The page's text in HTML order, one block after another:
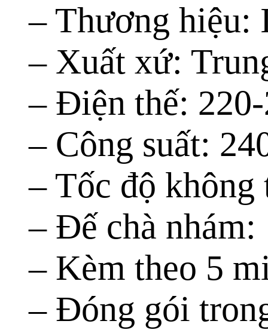
– Thương hiệu:
– Xuất xứ:
– Điện thế:
– Công suất:
– Tốc độ
– Đế chà
– Kèm theo 5
– Đóng gói